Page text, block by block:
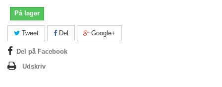
På lager
Tweet Del Google+
Del på Facebook
Udskriv